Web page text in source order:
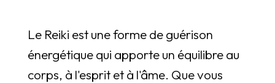
Le Reiki est une forme de guérison
énergétique qui apporte un équilibre au
corps, à l'esprit et à l'âme. Que vous